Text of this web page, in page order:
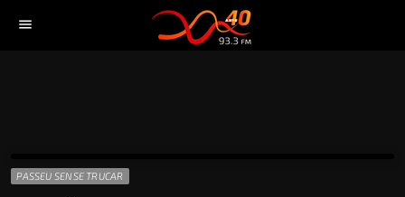
menu
PASSEU SENSE TRUCAR